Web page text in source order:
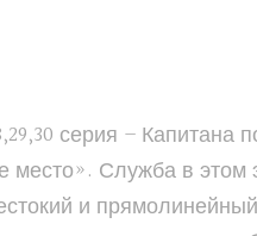
серия –
место». Служба в этом
и